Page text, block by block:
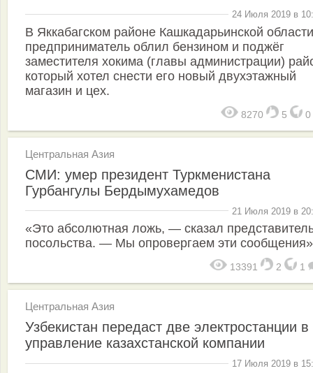
24 Июля 2019 в
В Яккабагском районе Кашкадарьинской области
предприниматель облил бензином и поджёг
заместителя хокима (главы администрации)
который хотел снести его новый двухэтажный
магазин и цех.
8270 5 0
Центральная Азия
СМИ: умер президент Туркменистана
Гурбангулы Бердымухамедов
21 Июля 2019 в
«Это абсолютная ложь, — сказал
посольства. — Мы опровергаем эти
13391 2 1
Центральная Азия
Узбекистан передаст две электростанции в
управление казахстанской компании
17 Июля 2019 в